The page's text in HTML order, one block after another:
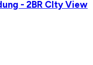
- 2BR CIty View